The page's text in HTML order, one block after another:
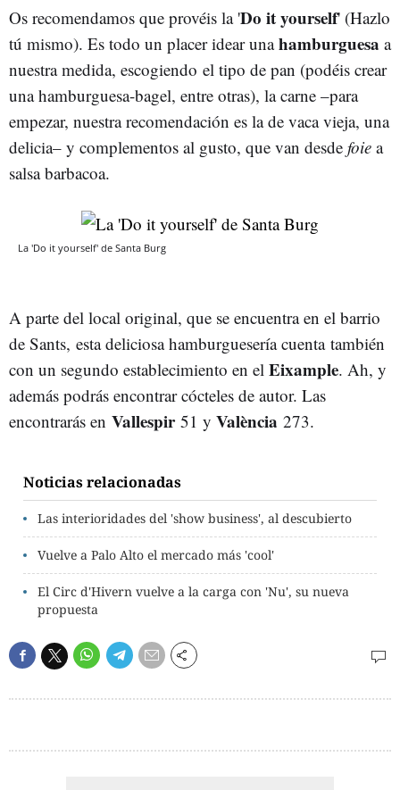
Os recomendamos que provéis la 'Do it yourself' (Hazlo
tú mismo). Es todo un placer idear unahamburguesa a
nuestra medida, escogiendo el tipo de pan (podéis crear
una hamburguesa-bagel, entre otras), la carne –para
empezar, nuestra recomendación es la de vaca vieja, una
delicia– y complementos al gusto, que van desde foie a
salsa barbacoa.
La 'Do it yourself' de Santa Burg
A parte del local original, que se encuentra en el barrio
de Sants, esta deliciosa hamburguesería cuenta también
con un segundo establecimiento en el Eixample. Ah, y
además podrás encontrar cócteles de autor. Las
encontrarás en Vallespir51 y València 273.
Noticias relacionadas
Las interioridades del 'show business', al descubierto
Vuelve a Palo Alto el mercado más 'cool'
El Circ d'Hivern vuelve a la carga con 'Nu', su nueva
propuesta